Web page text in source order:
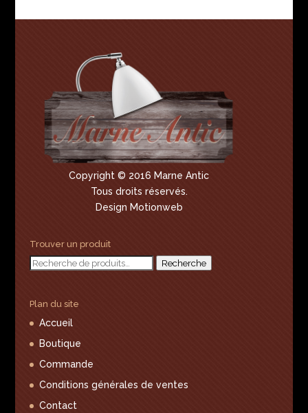
Copyright © 2016 Marne Antic
Tous droits réservés.
Design Motionweb
Trouver un produit
Recherche
Recherche
Plan du site
Accueil
Boutique
Commande
Conditions générales de ventes
Contact